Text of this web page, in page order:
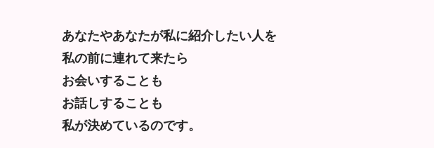
あなたやあなたが私に紹介したい人を
私の前に連れて来たら
お会いすることも
お話しすることも
私が決めているのです。